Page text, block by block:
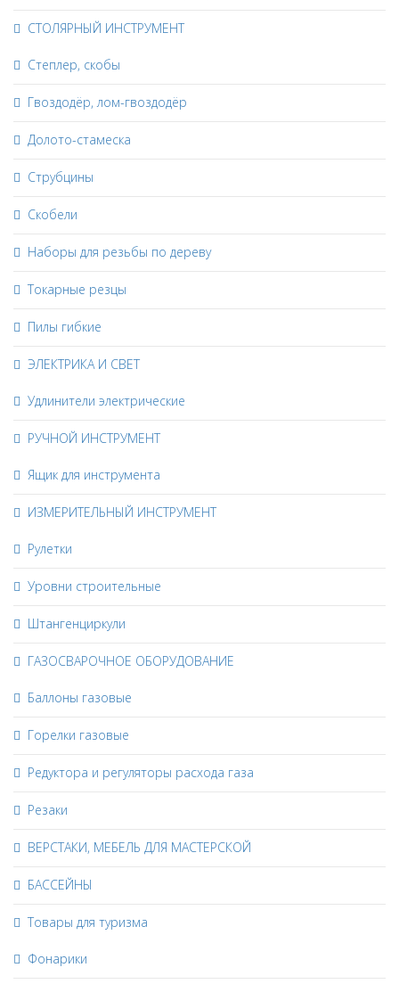
СТОЛЯРНЫЙ ИНСТРУМЕНТ
Степлер, скобы
Гвоздодёр, лом-гвоздодёр
Долото-стамеска
Струбцины
Скобели
Наборы для резьбы по дереву
Токарные резцы
Пилы гибкие
ЭЛЕКТРИКА И СВЕТ
Удлинители электрические
РУЧНОЙ ИНСТРУМЕНТ
Ящик для инструмента
ИЗМЕРИТЕЛЬНЫЙ ИНСТРУМЕНТ
Рулетки
Уровни строительные
Штангенциркули
ГАЗОСВАРОЧНОЕ ОБОРУДОВАНИЕ
Баллоны газовые
Горелки газовые
Редуктора и регуляторы расхода газа
Резаки
ВЕРСТАКИ, МЕБЕЛЬ ДЛЯ МАСТЕРСКОЙ
БАССЕЙНЫ
Товары для туризма
Фонарики